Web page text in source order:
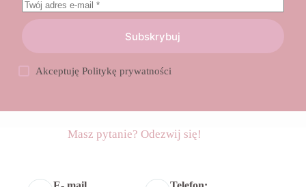
Subskrybuj
AkceptujęPolitykę prywatności
Masz pytanie? Odezwij się!